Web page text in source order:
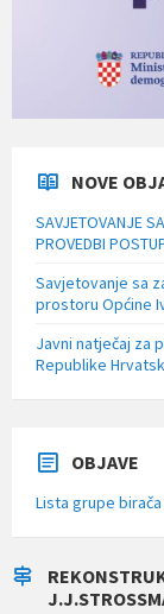
NOVE
SAVJETOVANJE
PROVEDBI
Savjetovanje sa
prostoru Općine
Javni natječaj za
Republike
OBJAVE
Lista grupe